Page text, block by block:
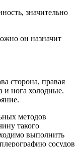
значительно
он назначит
сторона, правая
и нога холодные.
методов
такого
выполнить
сосудов